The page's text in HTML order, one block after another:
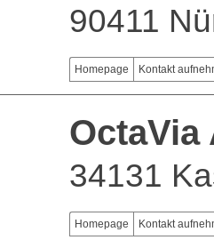
90411
Homepage Kontakt
OctaVia
34131
Homepage Kontakt